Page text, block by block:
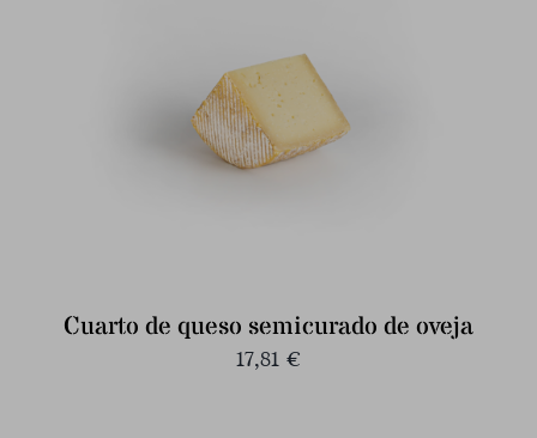
Cuarto de queso semicurado de oveja
17,81 €